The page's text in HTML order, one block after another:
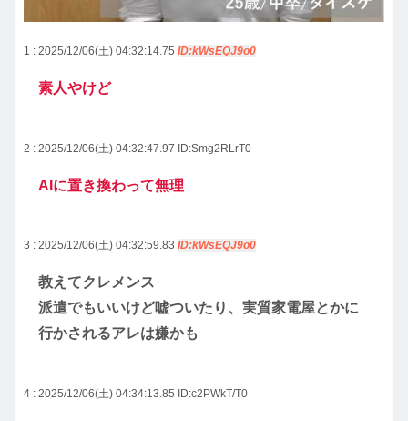
1 : 2025/12/06(土) 04:32:14.75 ID:kWsEQJ9o0
素人やけど
2 : 2025/12/06(土) 04:32:47.97 ID:Smg2RLrT0
AIに置き換わって無理
3 : 2025/12/06(土) 04:32:59.83 ID:kWsEQJ9o0
教えてクレメンス
派遣でもいいけど嘘ついたり、実質家電屋とかに
行かされるアレは嫌かも
4 : 2025/12/06(土) 04:34:13.85 ID:c2PWkT/T0